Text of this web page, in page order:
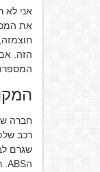
אני לא
את
הזה.
חברה
רכב
שגרם